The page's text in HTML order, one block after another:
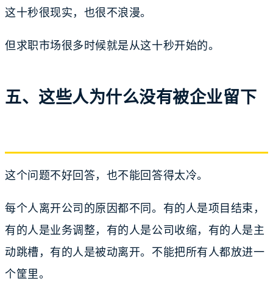
这十秒很现实，也很不浪漫。
但求职市场很多时候就是从这十秒开始的。
五、这些人为什么没有被企业留下
这个问题不好回答，也不能回答得太冷。
每个人离开公司的原因都不同。有的人是项目结束，
有的人是业务调整，有的人是公司收缩，有的人是主
动跳槽，有的人是被动离开。不能把所有人都放进一
个筐里。